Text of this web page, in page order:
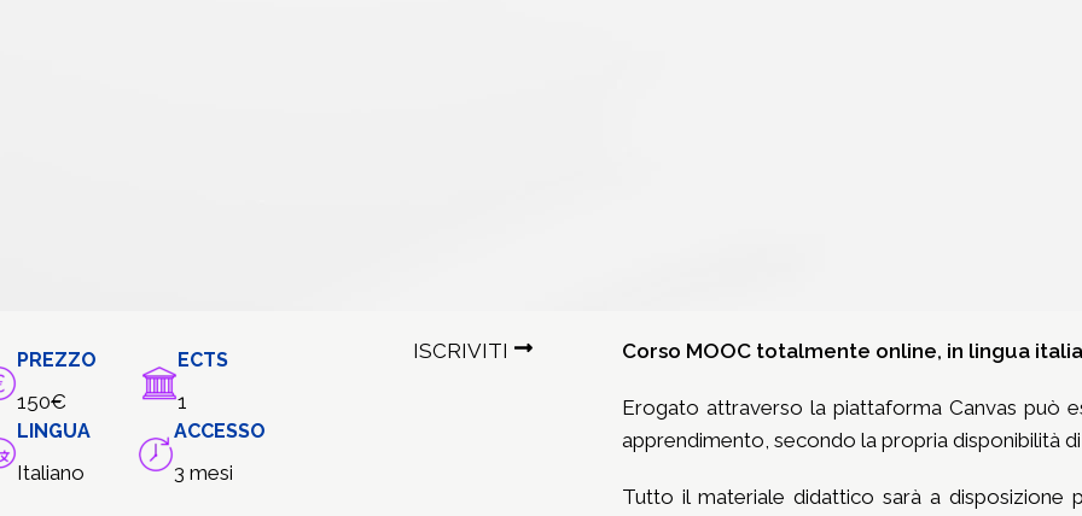
PREZZO
150€
ECTS
1
LINGUA
Italiano
ACCESSO
3 mesi
ISCRIVITI Corso MOOC totalmente online, in lingua
Erogato attraverso la piattaforma Canvas può
apprendimento, secondo la propria disponibilità
Tutto il materiale didattico sarà a disposizione